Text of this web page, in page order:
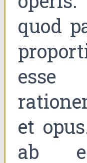
quod
et
ab